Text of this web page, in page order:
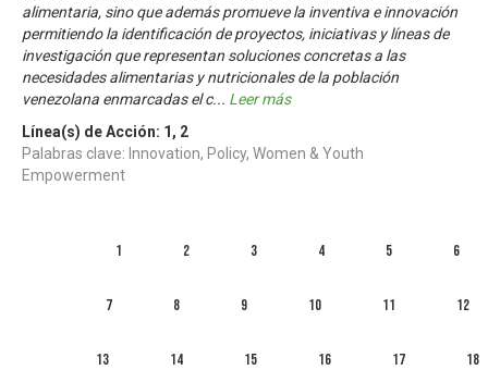
alimentaria, sino que además promueve la inventiva e innovación
permitiendo la identificación de proyectos, iniciativas y líneas de
investigación que representan soluciones concretas a las
necesidades alimentarias y nutricionales de la población
venezolana enmarcadas el c... Leer más
Línea(s) de Acción: 1 , 2
Palabras clave: Innovation, Policy, Women & Youth
Empowerment
1 2 3 4 5 6
7 8 9 10 11 12
13 14 15 16 17 18